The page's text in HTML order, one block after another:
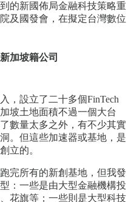
的新國佈局金融科技策略重
及國發會，在擬定台灣數位
加坡籍公司
，設立了二十多個FinTech
坡土地面積不過一個大台
數量太多之外，有不少其實
。但這些加速器或基地，是
立的。
完所有的新創基地，但我發
：一些是由大型金融機構投
花旗等；一些則是大型科技